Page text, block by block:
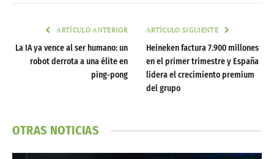
ARTÍCULO ANTERIOR
La IA ya vence al ser humano: un
robot derrota a una élite en
ping-pong
ARTÍCULO SIGUIENTE
Heineken factura 7.900 millones
en el primer trimestre y España
lidera el crecimiento premium
del grupo
OTRAS NOTICIAS